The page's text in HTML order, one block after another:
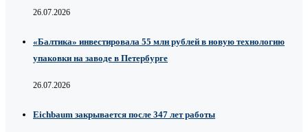
26.07.2026
«Балтика» инвестировала 55 млн рублей в новую технологию
упаковки на заводе в Петербурге
26.07.2026
Eichbaum закрывается после 347 лет работы